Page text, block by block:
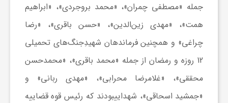
جمله «مصطفی چمران»، «محمد بروجردی»، «ابراهیم
همت»، «مهدی زین‌الدین»، «حسن باقری»، «رضا
چراغی» و همچنین فرماندهان شهیدِجنگ‌های تحمیلی
12 روزه و رمضان از جمله «محمد باقری»، «محمدحسن
محققی»، «غلامرضا محرابی»، «مهدی ربانی» و
«جمشید اسحاقی»، شهداییبودند که رئیس قوه قضاییه